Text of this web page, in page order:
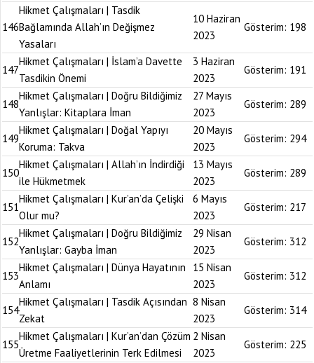
146
Hikmet Çalışmaları | Tasdik
Bağlamında Allah’ın Değişmez
Yasaları
10 Haziran
2023
Gösterim: 198
147
Hikmet Çalışmaları | İslam’a Davette
Tasdikin Önemi
3 Haziran
2023
Gösterim: 191
148
Hikmet Çalışmaları | Doğru Bildiğimiz
Yanlışlar: Kitaplara İman
27 Mayıs
2023
Gösterim: 289
149
Hikmet Çalışmaları | Doğal Yapıyı
Koruma: Takva
20 Mayıs
2023
Gösterim: 294
150
Hikmet Çalışmaları | Allah’ın İndirdiği
ile Hükmetmek
13 Mayıs
2023
Gösterim: 289
151
Hikmet Çalışmaları | Kur’an’da Çelişki
Olur mu?
6 Mayıs
2023
Gösterim: 217
152
Hikmet Çalışmaları | Doğru Bildiğimiz
Yanlışlar: Gayba İman
29 Nisan
2023
Gösterim: 312
153
Hikmet Çalışmaları | Dünya Hayatının
Anlamı
15 Nisan
2023
Gösterim: 312
154
Hikmet Çalışmaları | Tasdik Açısından
Zekat
8 Nisan
2023
Gösterim: 314
155
Hikmet Çalışmaları | Kur’an’dan Çözüm
Üretme Faaliyetlerinin Terk Edilmesi
2 Nisan
2023
Gösterim: 225